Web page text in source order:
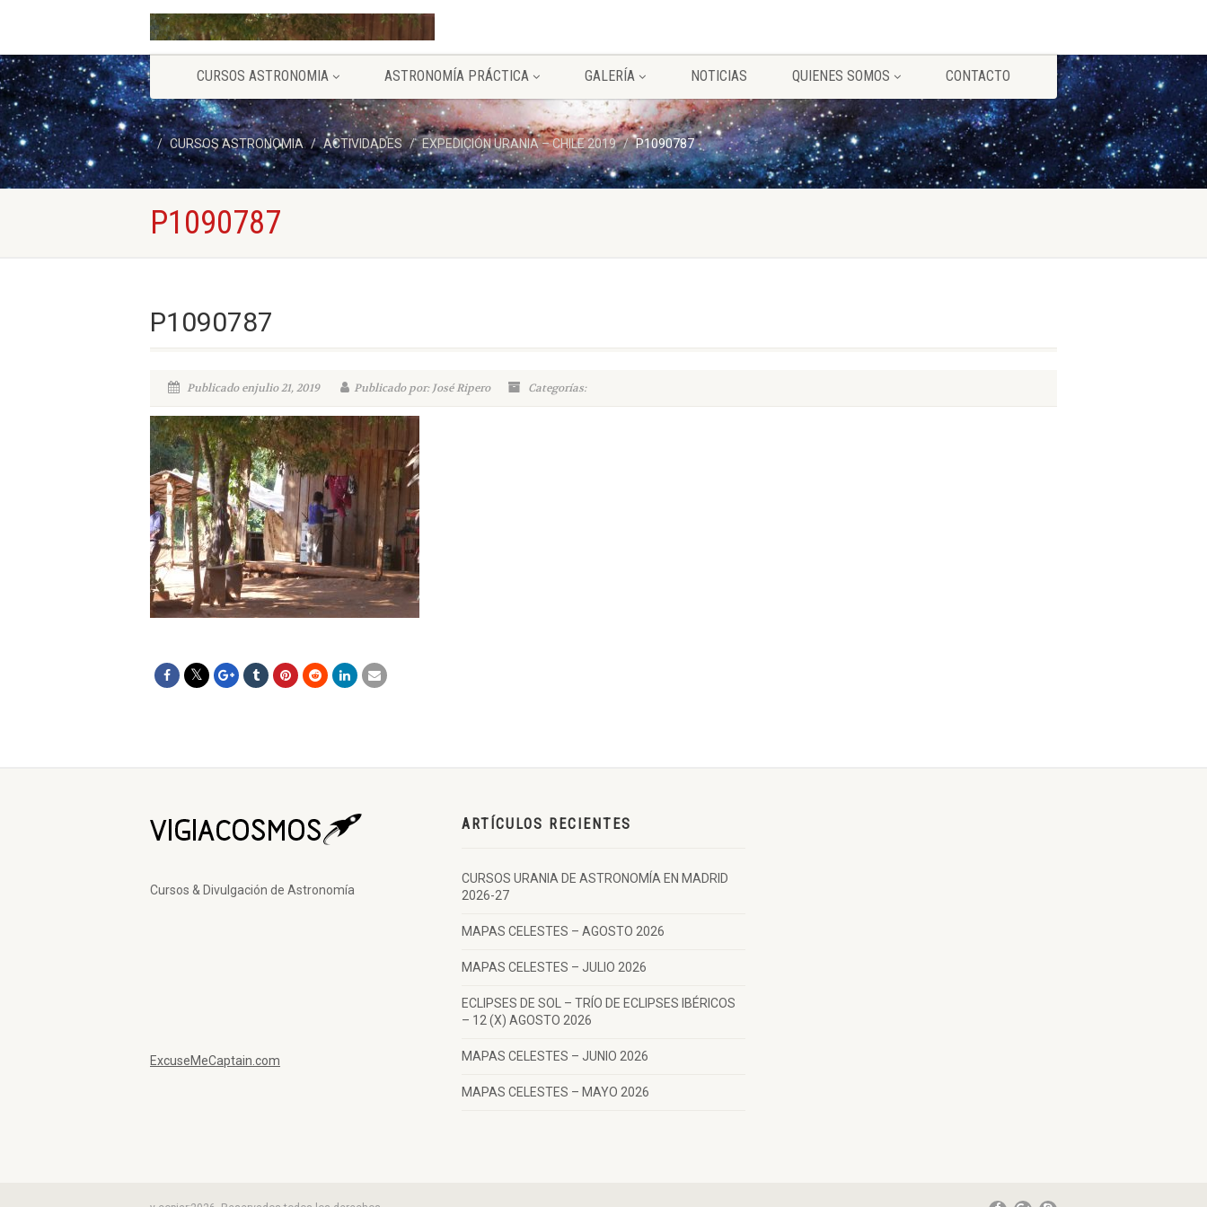
CURSOS ASTRONOMIA ASTRONOMÍA PRÁCTICA GALERÍA NOTICIAS QUIENES SOMOS CONTACTO
CURSOS ASTRONOMIA ACTIVIDADES EXPEDICIÓN URANIA – CHILE 2019 P1090787
P1090787
P1090787
Publicado enjulio 21, 2019 Publicado por: José Ripero Categorías:
Cursos & Divulgación de Astronomía
ExcuseMeCaptain.com
ARTÍCULOS RECIENTES
CURSOS URANIA DE ASTRONOMÍA EN MADRID
2026-27
MAPAS CELESTES – AGOSTO 2026
MAPAS CELESTES – JULIO 2026
ECLIPSES DE SOL – TRÍO DE ECLIPSES IBÉRICOS
– 12 (X) AGOSTO 2026
MAPAS CELESTES – JUNIO 2026
MAPAS CELESTES – MAYO 2026